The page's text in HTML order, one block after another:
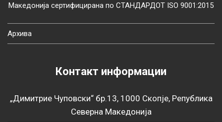
Македонија сертифицирана по СТАНДАРДОТ ISO 9001:2015
Архива
Контакт информации
„Димитрие Чуповски“ бр.13, 1000 Скопје, Република
Северна Македонија